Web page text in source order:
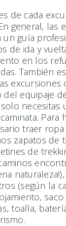
de cada
general, las
un guía
de ida y
en los
También
excursiones
equipaje
necesitas
Para
traer
zapatos de
de
(según la
toalla,